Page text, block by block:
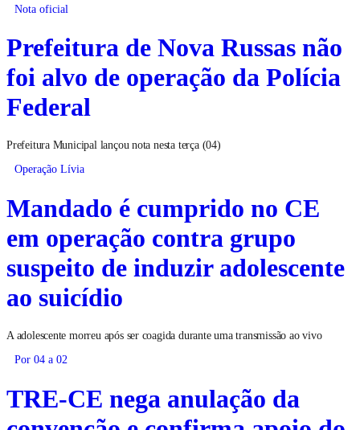
Nota oficial
Prefeitura de Nova Russas não
foi alvo de operação da Polícia
Federal
Prefeitura Municipal lançou nota nesta terça (04)
Operação Lívia
Mandado é cumprido no CE
em operação contra grupo
suspeito de induzir adolescente
ao suicídio
A adolescente morreu após ser coagida durante uma transmissão ao vivo
Por 04 a 02
TRE-CE nega anulação da